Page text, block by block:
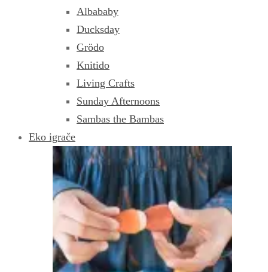
Albababy
Ducksday
Grödo
Knitido
Living Crafts
Sunday Afternoons
Sambas the Bambas
Eko igrače